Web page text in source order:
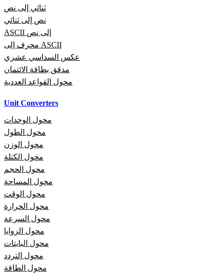
ثنائي إلى نص
نص إلى ثنائي
ASCII إلى نص
محرف إلى ASCII
عكس السداسي عشري
مدقق بطاقة الائتمان
محول القواعد العددية
Unit Converters
محول الوحدات
محول الطول
محول الوزن
محول الكتلة
محول الحجم
محول المساحة
محول الوقت
محول الحرارة
محول السرعة
محول الزوايا
محول البايتات
محول التردد
محول الطاقة